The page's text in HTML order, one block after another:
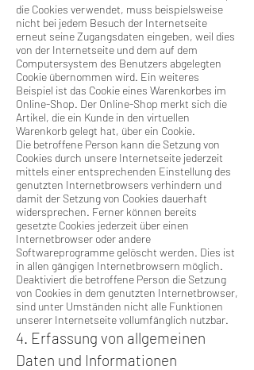
die Cookies verwendet, muss beispielsweise
nicht bei jedem Besuch der Internetseite
erneut seine Zugangsdaten eingeben, weil dies
von der Internetseite und dem auf dem
Computersystem des Benutzers abgelegten
Cookie übernommen wird. Ein weiteres
Beispiel ist das Cookie eines Warenkorbes im
Online-Shop. Der Online-Shop merkt sich die
Artikel, die ein Kunde in den virtuellen
Warenkorb gelegt hat, über ein Cookie.
Die betroffene Person kann die Setzung von
Cookies durch unsere Internetseite jederzeit
mittels einer entsprechenden Einstellung des
genutzten Internetbrowsers verhindern und
damit der Setzung von Cookies dauerhaft
widersprechen. Ferner können bereits
gesetzte Cookies jederzeit über einen
Internetbrowser oder andere
Softwareprogramme gelöscht werden. Dies ist
in allen gängigen Internetbrowsern möglich.
Deaktiviert die betroffene Person die Setzung
von Cookies in dem genutzten Internetbrowser,
sind unter Umständen nicht alle Funktionen
unserer Internetseite vollumfänglich nutzbar.
4. Erfassung von allgemeinen
Daten und Informationen